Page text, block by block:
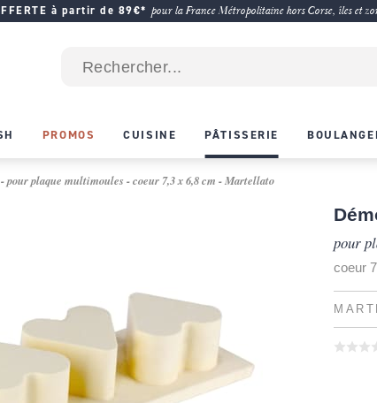
à partir de 89€* pour la France Métropolitaine hors Corse, îles et
PROMOS CUISINE PÂTISSERIE
pour plaque multimoules - coeur 7,3 x 6,8 cm - Martellato
pour
coeur